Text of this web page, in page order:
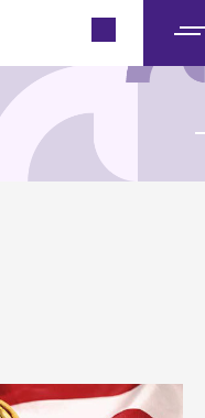
ニ
ァンド（年